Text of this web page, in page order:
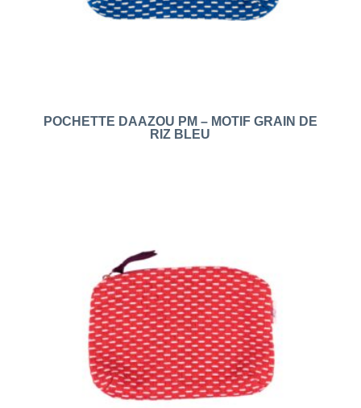
POCHETTE DAAZOU PM – MOTIF GRAIN DE
RIZ BLEU